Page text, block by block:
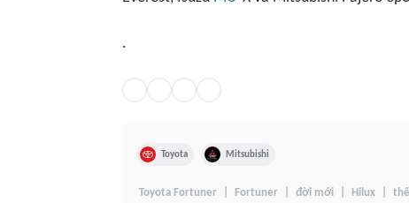
.
Toyota Mitsubishi
Toyota Fortuner Fortuner đời mới Hilux